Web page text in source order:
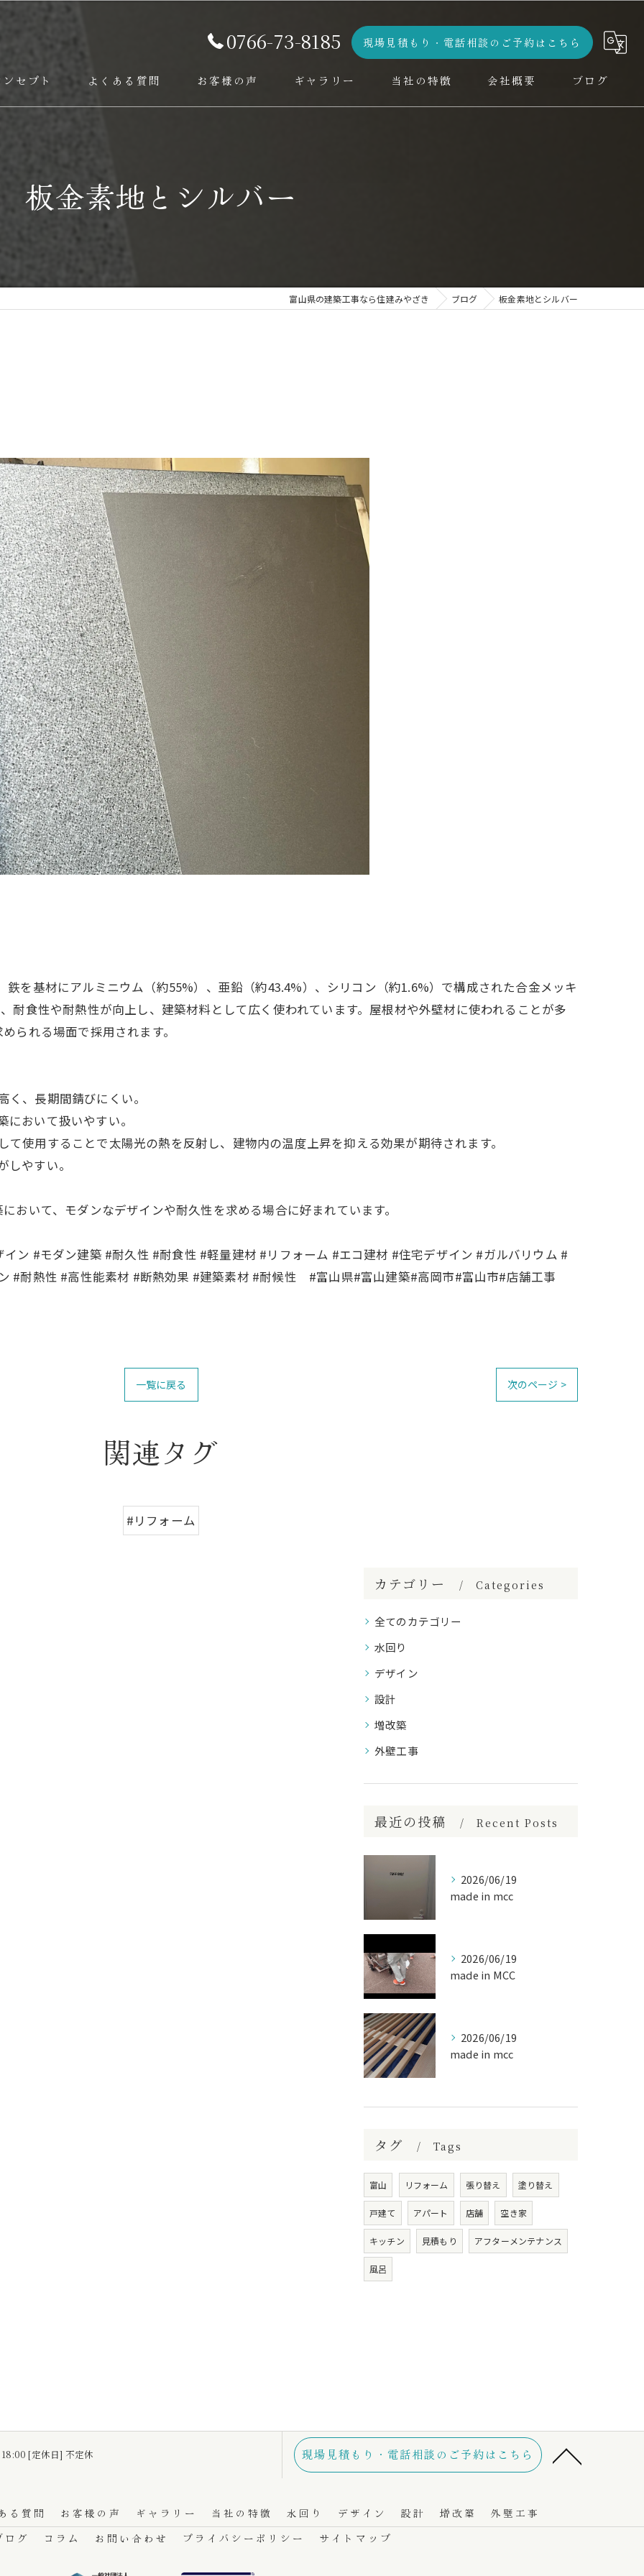
0766-73-8185 現場見積もり・電話相談のご予約はこちら
ンセプト よくある質問 お客様の声 ギャラリー 当社の特徴 会社概要 ブログ
板金素地とシルバー
富山県の建築工事なら住建みやざき ブログ 板金素地とシルバー
を基材にアルミニウム（約55%）、亜鉛（約43.4%）、シリコン（約1.6%）で構成された合金メッキ
耐食性や耐熱性が向上し、建築材料として広く使われています。屋根材や外壁材に使われることが多
られる場面で採用されます。
、長期間錆びにくい。
おいて扱いやすい。
使用することで太陽光の熱を反射し、建物内の温度上昇を抑える効果が期待されます。
やすい。
おいて、モダンなデザインや耐久性を求める場合に好まれています。
ン #モダン建築 #耐久性 #耐食性 #軽量建材 #リフォーム #エコ建材 #住宅デザイン #ガルバリウム #
#耐熱性 #高性能素材 #断熱効果 #建築素材 #耐候性 #富山県#富山建築#高岡市#富山市#店舗工事
一覧に戻る 次のページ >
関連タグ
#リフォーム
カテゴリー Categories
全てのカテゴリー
水回り
デザイン
設計
増改築
外壁工事
最近の投稿 Recent Posts
2026/06/19
made in mcc
2026/06/19
made in MCC
2026/06/19
made in mcc
タグ Tags
富山 リフォーム 張り替え 塗り替え
戸建て アパート 店舗 空き家
キッチン 見積もり アフターメンテナンス
風呂
[定休日] 不定休 現場見積もり・電話相談のご予約はこちら
る質問 お客様の声 ギャラリー 当社の特徴 水回り デザイン 設計 増改築
外壁工事
ログ コラム お問い合わせ プライバシーポリシー サイトマップ